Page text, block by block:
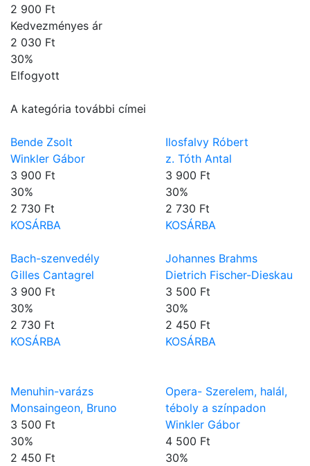
2 900 Ft
Kedvezményes ár
2 030 Ft
30%
Elfogyott
A kategória további címei
Bende Zsolt
Winkler Gábor
3 900 Ft
30%
2 730 Ft
KOSÁRBA
Ilosfalvy Róbert
z. Tóth Antal
3 900 Ft
30%
2 730 Ft
KOSÁRBA
Bach-szenvedély
Gilles Cantagrel
3 900 Ft
30%
2 730 Ft
KOSÁRBA
Johannes Brahms
Dietrich Fischer-Dieskau
3 500 Ft
30%
2 450 Ft
KOSÁRBA
Menuhin-varázs
Monsaingeon, Bruno
3 500 Ft
30%
2 450 Ft
Opera- Szerelem, halál,
téboly a színpadon
Winkler Gábor
4 500 Ft
30%